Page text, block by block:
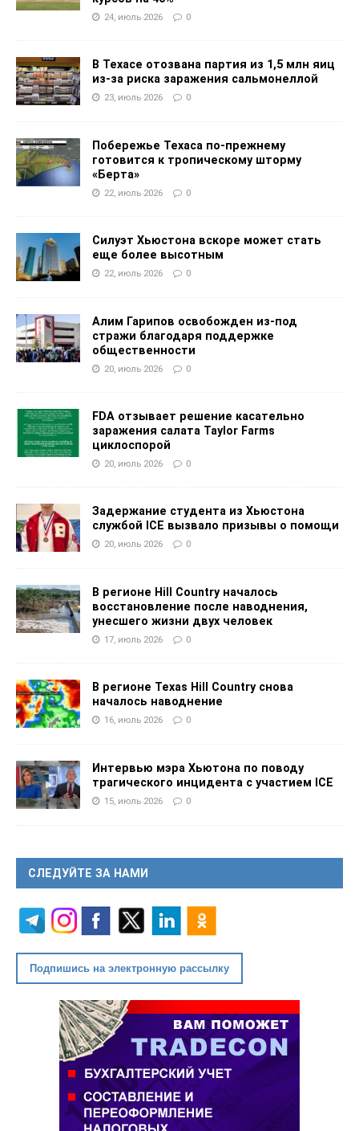
24, июль 2026 0
В Техасе отозвана партия из 1,5 млн яиц
из-за риска заражения сальмонеллой
23, июль 2026 0
Побережье Техаса по-прежнему
готовится к тропическому шторму
«Берта»
22, июль 2026 0
Силуэт Хьюстона вскоре может стать
еще более высотным
22, июль 2026 0
Алим Гарипов освобожден из-под
стражи благодаря поддержке
общественности
20, июль 2026 0
FDA отзывает решение касательно
заражения салата Taylor Farms
циклоспорой
20, июль 2026 0
Задержание студента из Хьюстона
службой ICE вызвало призывы о помощи
20, июль 2026 0
В регионе Hill Country началось
восстановление после наводнения,
унесшего жизни двух человек
17, июль 2026 0
В регионе Texas Hill Country снова
началось наводнение
16, июль 2026 0
Интервью мэра Хьютона по поводу
трагического инцидента с участием ICE
15, июль 2026 0
СЛЕДУЙТЕ ЗА НАМИ
Подпишись на электронную рассылку